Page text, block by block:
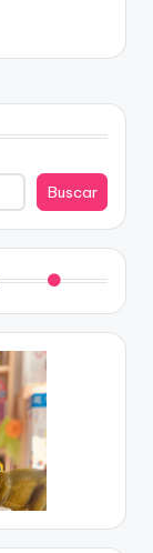
Buscar